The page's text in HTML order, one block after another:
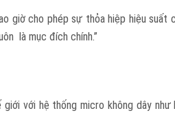
cho phép sự thỏa hiệp hiệu suất
là mục đích chính.”
giới với hệ thống micro không dây